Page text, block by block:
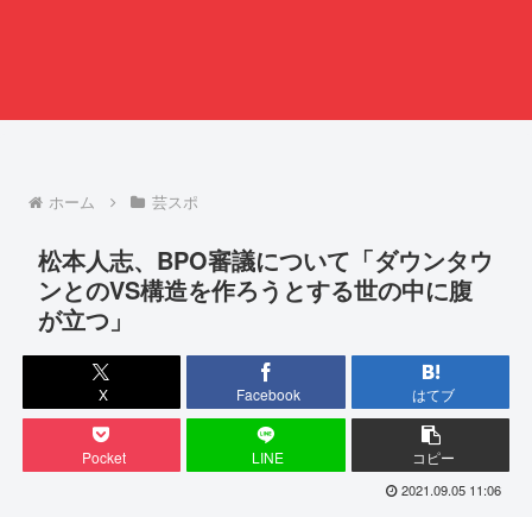
ホーム 芸スポ
松本人志、BPO審議について「ダウンタウ
ンとのVS構造を作ろうとする世の中に腹
が立つ」
X Facebook はてブ
Pocket LINE コピー
2021.09.05 11:06